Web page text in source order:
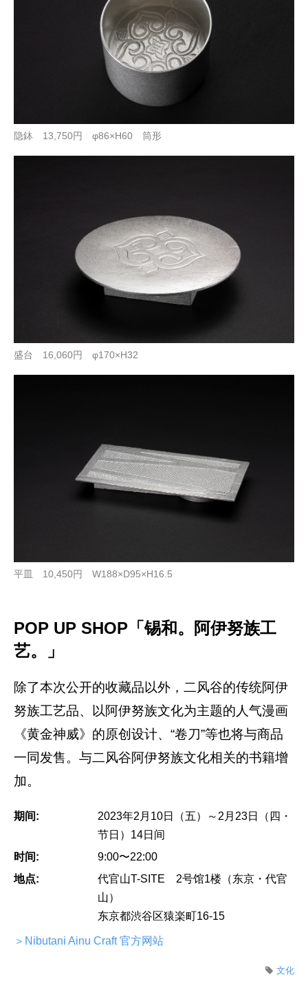
隐鉢 13,750円 φ86×H60 筒形
盛台 16,060円 φ170×H32
平皿 10,450円 W188×D95×H16.5
POP UP SHOP「锡和。阿伊努族工
艺。」
除了本次公开的收藏品以外，二风谷的传统阿伊
努族工艺品、以阿伊努族文化为主题的人气漫画
《黄金神威》的原创设计、“卷刀”等也将与商品
一同发售。与二风谷阿伊努族文化相关的书籍增
加。
期间:
2023年2月10日（五）～2月23日（四・
节日）14日间
时间:
9:00〜22:00
地点:
代官山T-SITE 2号馆1楼（东京・代官
山）
东京都渋谷区猿楽町16-15
＞Nibutani Ainu Craft 官方网站
文化